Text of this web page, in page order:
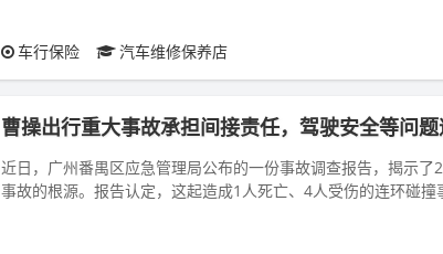
车行保险 汽车维修保养店
曹操出行重大事故承担间接责任，驾驶安全等问
近日，广州番禺区应急管理局公布的一份事故调查报告，揭示了
事故的根源。报告认定，这起造成1人死亡、4人受伤的连环碰撞